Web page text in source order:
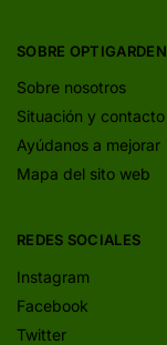
SOBRE OPTIGARDEN
Sobre nosotros
Situación y contacto
Ayúdanos a mejorar
Mapa del sito web
REDES SOCIALES
Instagram
Facebook
Twitter